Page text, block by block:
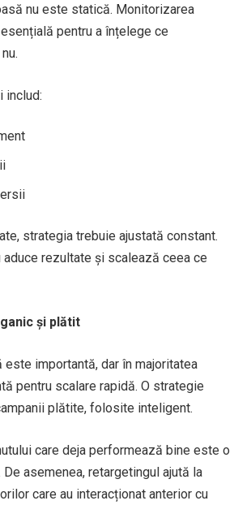
nu este statică. Monitorizarea
pentru a înțelege ce
includ:
strategia trebuie ajustată constant.
aduce rezultate și scalează ceea ce
și plătit
este importantă, dar în majoritatea
pentru scalare rapidă. O strategie
plătite, folosite inteligent.
care deja performează bine este o
asemenea, retargetingul ajută la
care au interacționat anterior cu